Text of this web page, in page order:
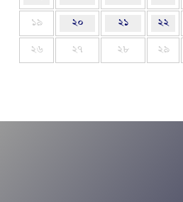
১৯ ২০ ২১ ২২
২৬ ২৭ ২৮ ২৯